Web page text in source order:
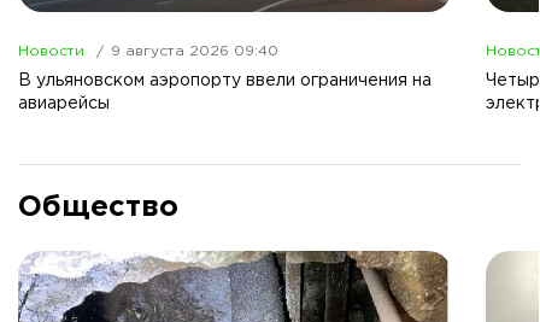
Новости 9 августа 2026 09:40
В ульяновском аэропорту ввели ограничения на
авиарейсы
Общество